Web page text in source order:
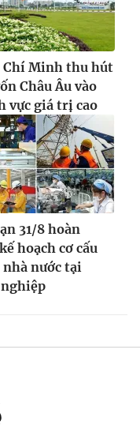
Chí Minh thu hút
Châu Âu vào
vực giá trị cao
31/8 hoàn
hoạch cơ cấu
nước tại